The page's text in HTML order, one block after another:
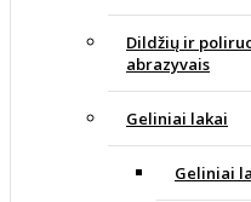
Dildžių ir
abrazyvais
Geliniai lakai
Geliniai